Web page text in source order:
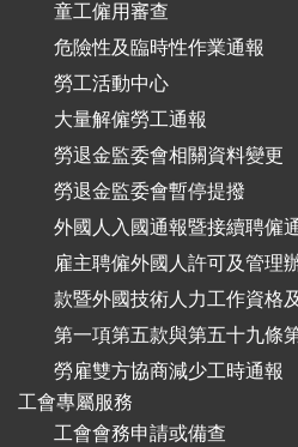
童工僱用審查
危險性及臨時性作業通報
勞工活動中心
大量解僱勞工通報
勞退金監委會相關資料變更
勞退金監委會暫停提撥
外國人入國通報暨接續聘僱
雇主聘僱外國人許可及管理
款暨外國技術人力工作資格
第一項第五款與第五十九條
勞雇雙方協商減少工時通報
工會專屬服務
工會會務申請或備查